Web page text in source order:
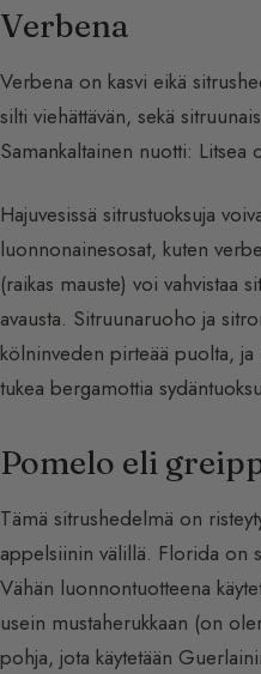
Verbena
Verbena on kasvi eikä
silti viehättävän, sekä
Samankaltainen nuotti: Litsea
Hajuvesissä sitrustuoksuja
luonnonainesosat, kuten
(raikas mauste) voi vahvistaa
avausta. Sitruunaruoho ja
kölninveden pirteää puolta,
tukea bergamottia
Pomelo eli
Tämä sitrushedelmä on
appelsiinin välillä. Florida on
Vähän luonnontuotteena
usein mustaherukkaan (on
pohja, jota käytetään